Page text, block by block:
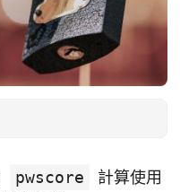
pwscore
計算使用